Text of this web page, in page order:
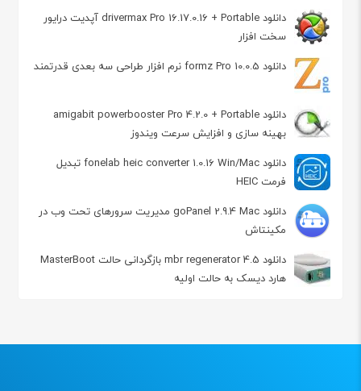
دانلود drivermax Pro 16.17.0.16 + Portable آپديت درايور
سخت افزار
دانلود formz Pro 10.0.5 نرم افزار طراحی سه بعدی قدرتمند
دانلود amigabit powerbooster Pro 4.2.0 + Portable
بهینه سازی و افزایش سرعت ویندوز
دانلود fonelab heic converter 1.0.16 Win/Mac تبدیل
فرمت HEIC
دانلود goPanel 2.9.4 Mac مدیریت سرورهای تحت وب در
مکینتاش
دانلود mbr regenerator 4.5 بازگردانی حالت MasterBoot
هارد دیسک به حالت اولیه